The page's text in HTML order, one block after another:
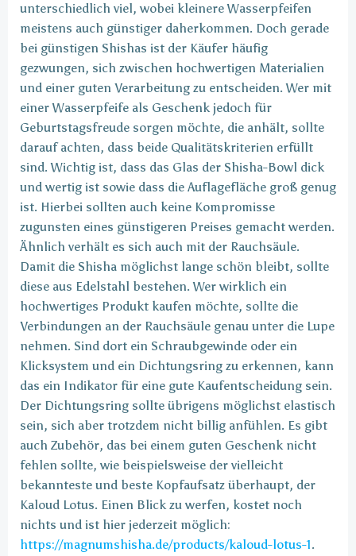
unterschiedlich viel, wobei kleinere Wasserpfeifen
meistens auch günstiger daherkommen. Doch gerade
bei günstigen Shishas ist der Käufer häufig
gezwungen, sich zwischen hochwertigen Materialien
und einer guten Verarbeitung zu entscheiden. Wer mit
einer Wasserpfeife als Geschenk jedoch für
Geburtstagsfreude sorgen möchte, die anhält, sollte
darauf achten, dass beide Qualitätskriterien erfüllt
sind. Wichtig ist, dass das Glas der Shisha-Bowl dick
und wertig ist sowie dass die Auflagefläche groß genug
ist. Hierbei sollten auch keine Kompromisse
zugunsten eines günstigeren Preises gemacht werden.
Ähnlich verhält es sich auch mit der Rauchsäule.
Damit die Shisha möglichst lange schön bleibt, sollte
diese aus Edelstahl bestehen. Wer wirklich ein
hochwertiges Produkt kaufen möchte, sollte die
Verbindungen an der Rauchsäule genau unter die Lupe
nehmen. Sind dort ein Schraubgewinde oder ein
Klicksystem und ein Dichtungsring zu erkennen, kann
das ein Indikator für eine gute Kaufentscheidung sein.
Der Dichtungsring sollte übrigens möglichst elastisch
sein, sich aber trotzdem nicht billig anfühlen. Es gibt
auch Zubehör, das bei einem guten Geschenk nicht
fehlen sollte, wie beispielsweise der vielleicht
bekannteste und beste Kopfaufsatz überhaupt, der
Kaloud Lotus. Einen Blick zu werfen, kostet noch
nichts und ist hier jederzeit möglich:
https://magnumshisha.de/products/kaloud-lotus-1.